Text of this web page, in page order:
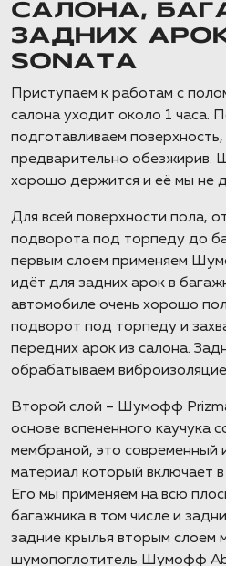
САЛОНА,
ЗАДНИХ АРОК
SONATA
Приступаем к работам с
салона уходит около 1 часа.
подготавливаем
предварительно обезжирив.
хорошо держится и её мы не
Для всей поверхности пола,
подворота под торпеду до
первым слоем применяем
идёт для задних арок в
автомобиле очень хорошо
подворот под торпеду и
передних арок из салона.
обрабатываем
Второй слой – Шумофф
основе вспененного каучука
мембраной, это современный
материал который включает в
Его мы применяем на всю
багажника в том числе и
задние крылья вторым слоем
шумопоглотитель Шумофф